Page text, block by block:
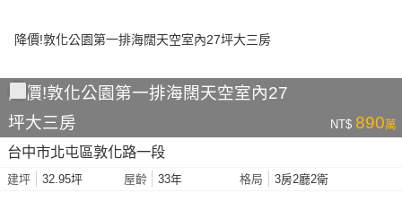
降價!敦化公園第一排海闊天空室內27
坪大三房
NT$ 890萬
台中市北屯區敦化路一段
建坪 32.95坪 屋齡 33年 格局 3房2廳2衛